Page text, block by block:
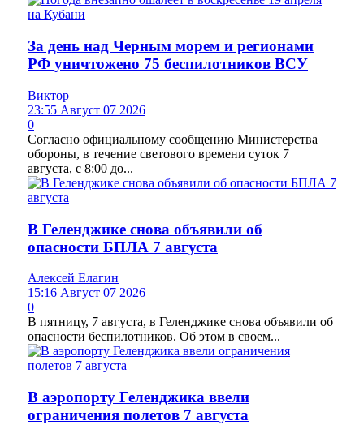
За день над Черным морем и регионами
РФ уничтожено 75 беспилотников ВСУ
Виктор
23:55 Август 07 2026
0
Согласно официальному сообщению Министерства
обороны, в течение светового времени суток 7
августа, с 8:00 до...
В Геленджике снова объявили об
опасности БПЛА 7 августа
Алексей Елагин
15:16 Август 07 2026
0
В пятницу, 7 августа, в Геленджике снова объявили об
опасности беспилотников. Об этом в своем...
В аэропорту Геленджика ввели
ограничения полетов 7 августа